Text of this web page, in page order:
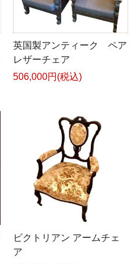
英国製アンティーク ペア
レザーチェア
506,000円(税込)
ビクトリアン アームチェ
ア